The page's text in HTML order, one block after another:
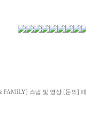
FAMILY] 스냅 및 영상 [문의]